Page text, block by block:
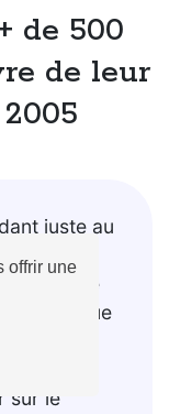
offrir une
de 500
de leur
juste au
! Je
la vente
dire que
ne pas
la partie
sur le